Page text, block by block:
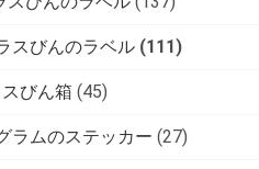
スびんのラベル (111)
びん箱 (45)
ラムのステッカー (27)